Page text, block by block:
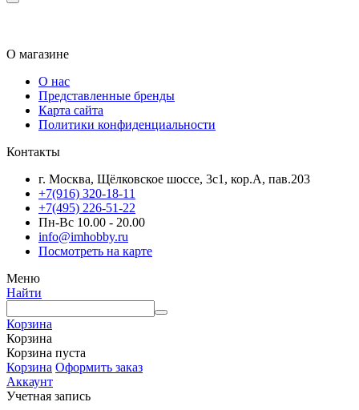
О магазине
О нас
Представленные бренды
Карта сайта
Политики конфиденциальности
Контакты
г. Москва, Щёлковское шоссе, 3с1, кор.А, пав.203
+7(916) 320-18-11
+7(495) 226-51-22
Пн-Вс 10.00 - 20.00
info@imhobby.ru
Посмотреть на карте
Меню
Найти
Корзина
Корзина
Корзина пуста
Корзина Оформить заказ
Аккаунт
Учетная запись